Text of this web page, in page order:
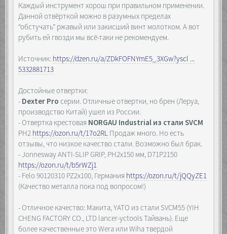
Каждый инструмент хорош при правильном применении.
Данной отвёрткой можно в разумных пределах
“обстучать” ржавый или закисший винт молотком. А вот
рубить ей гвозди мы всё-таки не рекомендуем.
Источник: https://dzen.ru/a/ZDkFOFNYmE5_3XGw?yscl ...
5332881713
Достойные отвертки:
- Dexter Proсерии. Отличные отвертки, но брен (Леруа,
производство Китай) ушел из России.
- Отвертка крестовая NORGAU Industrial из стали SVCM
PH2 https://ozon.ru/t/17o2RL Продаж много. Но есть
отзывы, что низкое качество стали. Возможно был брак.
- Jonnesway ANTI-SLIP GRIP, PH2x150 мм, D71P2150
https://ozon.ru/t/b5rWZj1
- Felo 90120310 PZ2х100, Германия https://ozon.ru/t/jQQyZE1
(Качество металла пока под вопросом!)
- Отличное качество: Макита, YATO из стали SVCM55 (YIH
CHENG FACTORY CO., LTD lancer-yctools Тайвань). Еще
более качественные это Wera или Wiha твердой